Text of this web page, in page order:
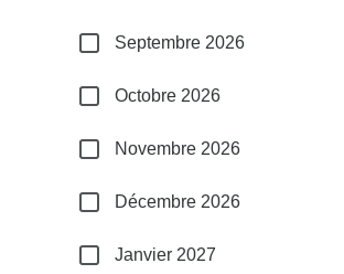
Septembre 2026
Octobre 2026
Novembre 2026
Décembre 2026
Janvier 2027